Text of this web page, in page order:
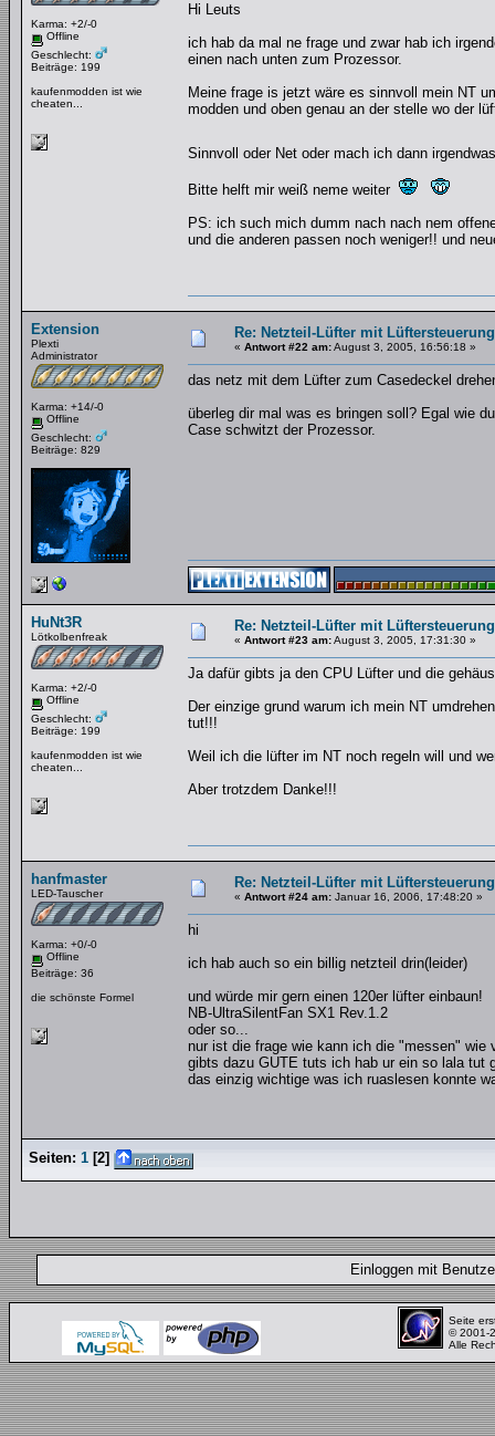
Karma: +2/-0
Offline
Geschlecht:
Beiträge: 199
kaufenmodden ist wie
cheaten...
Hi Leuts
ich hab da mal ne frage und zwar hab ich
einen nach unten zum Prozessor.
Meine frage is jetzt wäre es sinnvoll mein NT
modden und oben genau an der stelle wo der
Sinnvoll oder Net oder mach ich dann
Bitte helft mir weiß neme weiter
PS: ich such mich dumm nach nach nem
und die anderen passen noch weniger!! und
Extension
Plexti
Administrator
Karma: +14/-0
Offline
Geschlecht:
Beiträge: 829
Re: Netzteil-Lüfter mit
« Antwort #22 am:August 3, 2005, 16:56:18 »
das netz mit dem Lüfter zum Casedeckel
überleg dir mal was es bringen soll? Egal wie
Case schwitzt der Prozessor.
HuNt3R
Lötkolbenfreak
Karma: +2/-0
Offline
Geschlecht:
Beiträge: 199
kaufenmodden ist wie
cheaten...
Re: Netzteil-Lüfter mit
« Antwort #23 am:August 3, 2005, 17:31:30 »
Ja dafür gibts ja den CPU Lüfter und die
Der einzige grund warum ich mein NT
tut!!!
Weil ich die lüfter im NT noch regeln will und
Aber trotzdem Danke!!!
hanfmaster
LED-Tauscher
Karma: +0/-0
Offline
Beiträge: 36
die schönste Formel
Re: Netzteil-Lüfter mit
« Antwort #24 am: Januar 16, 2006, 17:48:20 »
hi
ich hab auch so ein billig netzteil drin(leider)
und würde mir gern einen 120er lüfter einbaun!
NB-UltraSilentFan SX1 Rev.1.2
oder so...
nur ist die frage wie kann ich die "messen" wie
gibts dazu GUTE tuts ich hab ur ein so lala tut
das einzig wichtige was ich ruaslesen konnte
Seiten: 1 [2]
Einloggen mit
Seite
© 2001-
Alle